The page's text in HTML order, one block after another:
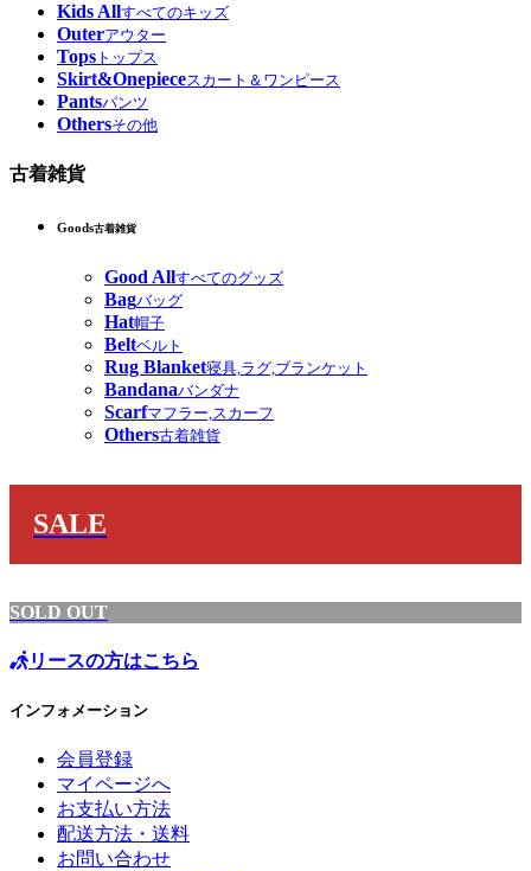
Kids Allすべてのキッズ
Outerアウター
Tops トップス
Skirt&Onepieceスカート＆ワンピース
Pantsパンツ
Othersその他
古着雑貨
Goods古着雑貨
Good Allすべてのグッズ
Bagバッグ
Hat帽子
Beltベルト
Rug Blanket寝具,ラグ,ブランケット
Bandanaバンダナ
Scarfマフラー,スカーフ
Others古着雑貨
SALE
SOLD OUT
リースの方はこちら
インフォメーション
会員登録
マイページへ
お支払い方法
配送方法・送料
お問い合わせ